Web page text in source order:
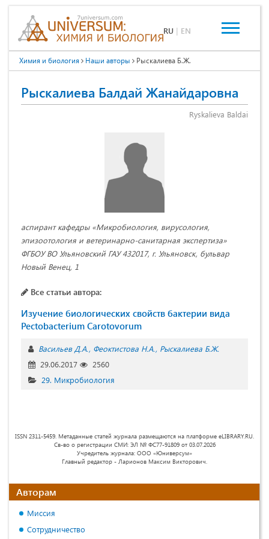
RU | EN
Химия и биология Наши авторы Рыскалиева Б.Ж.
Рыскалиева Балдай Жанайдаровна
Ryskalieva Baldai
аспирант кафедры «Микробиология, вирусология,
эпизоотология и ветеринарно-санитарная экспертиза»
ФГБОУ ВО Ульяновский ГАУ 432017, г. Ульяновск, бульвар
Новый Венец, 1
Все статьи автора:
Изучение биологических свойств бактерии вида
Pectobacterium Carotovorum
Васильев Д.А. Феоктистова Н.А. Рыскалиева Б.Ж.
29.06.2017
2560
29. Микробиология
ISSN 2311-5459. Метаданные статей журнала размещаются на платформе eLIBRARY.RU.
Св-во о регистрации СМИ: ЭЛ № ФС77-91809 от 03.07.2026
Учредитель журнала: ООО «Юниверсум»
Главный редактор - Ларионов Максим Викторович.
Авторам
Миссия
Сотрудничество